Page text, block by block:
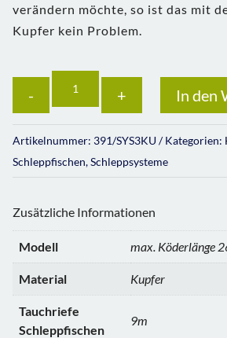
verändern möchte, so ist das mit
Kupfer kein Problem.
Anzahl
In den
Artikelnummer: 391/SYS3KU Kategorien:
Schleppfischen,Schleppsysteme
Zusätzliche Informationen
Modell max. Köderlänge
Material Kupfer
Tauchriefe
Schleppfischen
9m